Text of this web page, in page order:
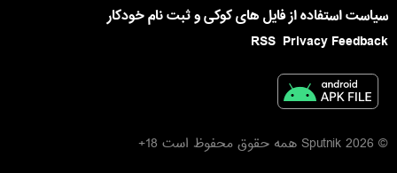
سیاست استفاده از فایل های کوکی و ثبت نام خودکار
Privacy Feedback
RSS
© 2026 Sputnik همه حقوق محفوظ است 18+